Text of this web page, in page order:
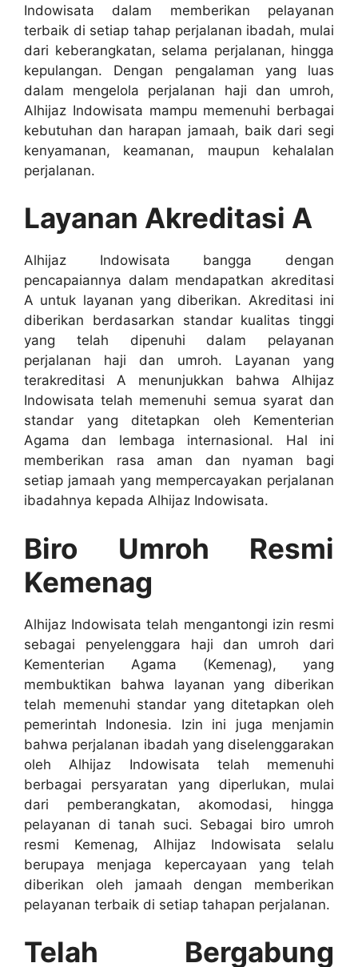
Indowisata dalam memberikan pelayanan
terbaik di setiap tahap perjalanan ibadah, mulai
dari keberangkatan, selama perjalanan, hingga
kepulangan. Dengan pengalaman yang luas
dalam mengelola perjalanan haji dan umroh,
Alhijaz Indowisata mampu memenuhi berbagai
kebutuhan dan harapan jamaah, baik dari segi
kenyamanan, keamanan, maupun kehalalan
perjalanan.
Layanan Akreditasi A
Alhijaz Indowisata bangga dengan
pencapaiannya dalam mendapatkan akreditasi
A untuk layanan yang diberikan. Akreditasi ini
diberikan berdasarkan standar kualitas tinggi
yang telah dipenuhi dalam pelayanan
perjalanan haji dan umroh. Layanan yang
terakreditasi A menunjukkan bahwa Alhijaz
Indowisata telah memenuhi semua syarat dan
standar yang ditetapkan oleh Kementerian
Agama dan lembaga internasional. Hal ini
memberikan rasa aman dan nyaman bagi
setiap jamaah yang mempercayakan perjalanan
ibadahnya kepada Alhijaz Indowisata.
Biro Umroh Resmi
Kemenag
Alhijaz Indowisata telah mengantongi izin resmi
sebagai penyelenggara haji dan umroh dari
Kementerian Agama (Kemenag), yang
membuktikan bahwa layanan yang diberikan
telah memenuhi standar yang ditetapkan oleh
pemerintah Indonesia. Izin ini juga menjamin
bahwa perjalanan ibadah yang diselenggarakan
oleh Alhijaz Indowisata telah memenuhi
berbagai persyaratan yang diperlukan, mulai
dari pemberangkatan, akomodasi, hingga
pelayanan di tanah suci. Sebagai biro umroh
resmi Kemenag, Alhijaz Indowisata selalu
berupaya menjaga kepercayaan yang telah
diberikan oleh jamaah dengan memberikan
pelayanan terbaik di setiap tahapan perjalanan.
Telah Bergabung